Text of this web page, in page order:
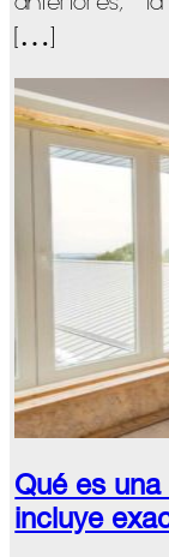
[…]
Qué es
incluye